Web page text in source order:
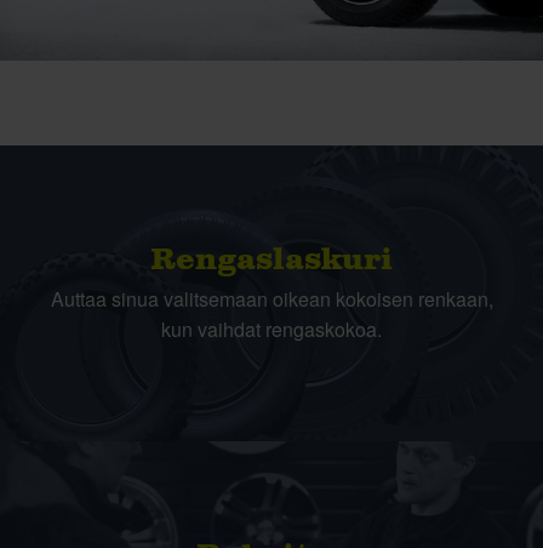
Rengas­laskuri
Auttaa sinua valitsemaan oikean kokoisen renkaan,
kun vaihdat rengaskokoa.